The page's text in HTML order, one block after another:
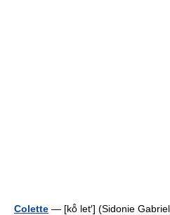
Colette — [kō̂ let′] (Sidonie